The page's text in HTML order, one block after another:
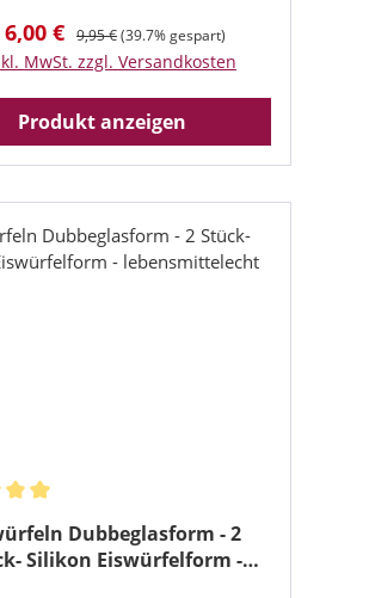
6,00 € Regulärer Preis:
9,95 €(39.7% gespart)
MwSt. zzgl. Versandkosten
Produkt anzeigen
Dubbeglasform - 2
Silikon Eiswürfelform -